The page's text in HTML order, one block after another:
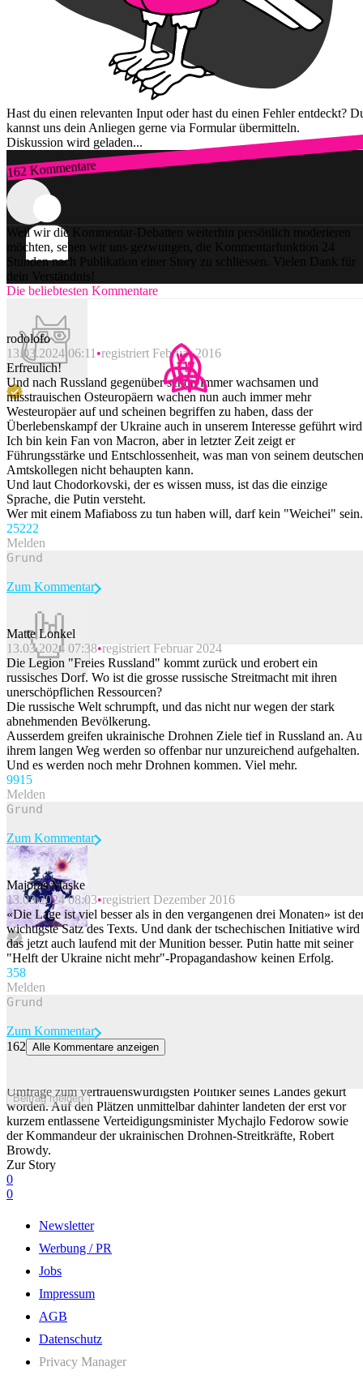
Hast du einen relevanten Input oder hast du einen Fehler entdeckt?
kannst uns dein Anliegen gerne via Formular übermitteln.
Diskussion wird geladen...
162 Kommentare
Zum Login
Weil wir die Kommentar-Debatten weiterhin persönlich moderieren
möchten, sehen wir uns gezwungen, die Kommentarfunktion 24
Stunden nach Publikation einer Story zu schliessen. Vielen Dank für
dein Verständnis!
Die beliebtesten Kommentare
rodolofo
13.03.2024 06:11 registriert Februar 2016
Erfreulich!
Und nach Russland gegenüber schon immer wachsamen und
misstrauischen Osteuropäern wachen nun auch immer mehr
Westeuropäer auf und scheinen begriffen zu haben, dass der
Überlebenskampf der Ukraine auch in unserem Interesse geführt
Ich bin kein Fan von Macron, aber in letzter Zeit zeigt er
Führungsstärke und Entschlossenheit, was man von seinem deutschen
Amtskollegen nicht behaupten kann.
Und laut Chodorkovski, der es wissen muss, ist das die einzige
Sprache, die Putin versteht.
Wer mit einem Mafiaboss zu tun haben will, darf kein "Weichei"
25222
Melden
Beitrag melden
Zum Kommentar
Matte Lonkel
13.03.2024 07:38 registriert Februar 2024
Die Legion "Freies Russland" kommt zurück und erobert ein
russisches Dorf. Wo ist die grosse russische Streitmacht mit ihren
unerschöpflichen Ressourcen?
Die russische Welt schrumpft, und das nicht nur wegen der stark
abnehmenden Bevölkerung.
Ausserdem greifen ukrainische Drohnen Ziele tief in Russland an.
ihrem langen Weg werden so offenbar nur unzureichend aufgehalten.
Und es werden noch mehr Drohnen kommen. Viel mehr.
9915
Melden
Beitrag melden
Zum Kommentar
Majoras Maske
13.03.2024 08:03 registriert Dezember 2016
«Die Lage ist viel besser als in den vergangenen drei Monaten» ist
wichtigste Satz des Texts. Und dank der tschechischen Initiative wird
das jetzt auch laufend mit der Munition besser. Putin hatte mit seiner
"Helft der Ukraine nicht mehr"-Propagandashow keinen Erfolg.
358
Melden
Beitrag melden
Zum Kommentar
162 Alle Kommentare anzeigen
Umfrage zum vertrauenswürdigsten Politiker seines Landes gekürt
worden. Auf den Plätzen unmittelbar dahinter landeten der erst vor
kurzem entlassene Verteidigungsminister Mychajlo Fedorow sowie
der Kommandeur der ukrainischen Drohnen-Streitkräfte, Robert
Browdy.
Zur Story
0
0
Newsletter
Werbung / PR
Jobs
Impressum
AGB
Datenschutz
Privacy Manager